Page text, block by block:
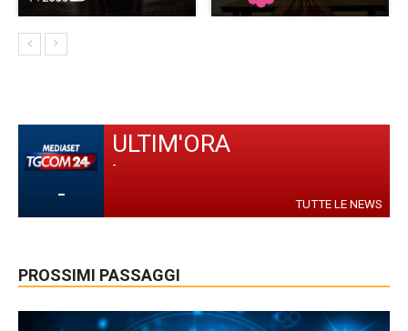
-
ULTIM'ORA
-
TUTTE LE NEWS
PROSSIMI PASSAGGI